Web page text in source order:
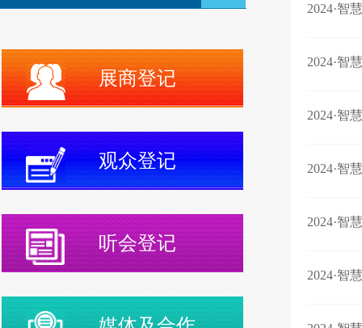
展商登记
观众登记
听会登记
2024·智
2024·智
2024·智
2024·智
2024·智
2024·智